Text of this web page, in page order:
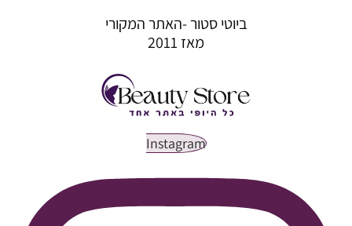
ביוטי סטור -האתר המקורי
מאז 2011
Instagram